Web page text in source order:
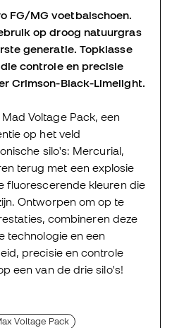
FG/MG voetbalschoen.
op droog natuurgras
generatie. Topklasse
controle en precisie
Crimson-Black-Limelight.
Voltage Pack, een
op het veld
silo's: Mercurial,
terug met een explosie
fluorescerende kleuren die
Ontworpen om op te
combineren deze
technologie en een
precisie en controle
een van de drie silo's!
Voltage Pack